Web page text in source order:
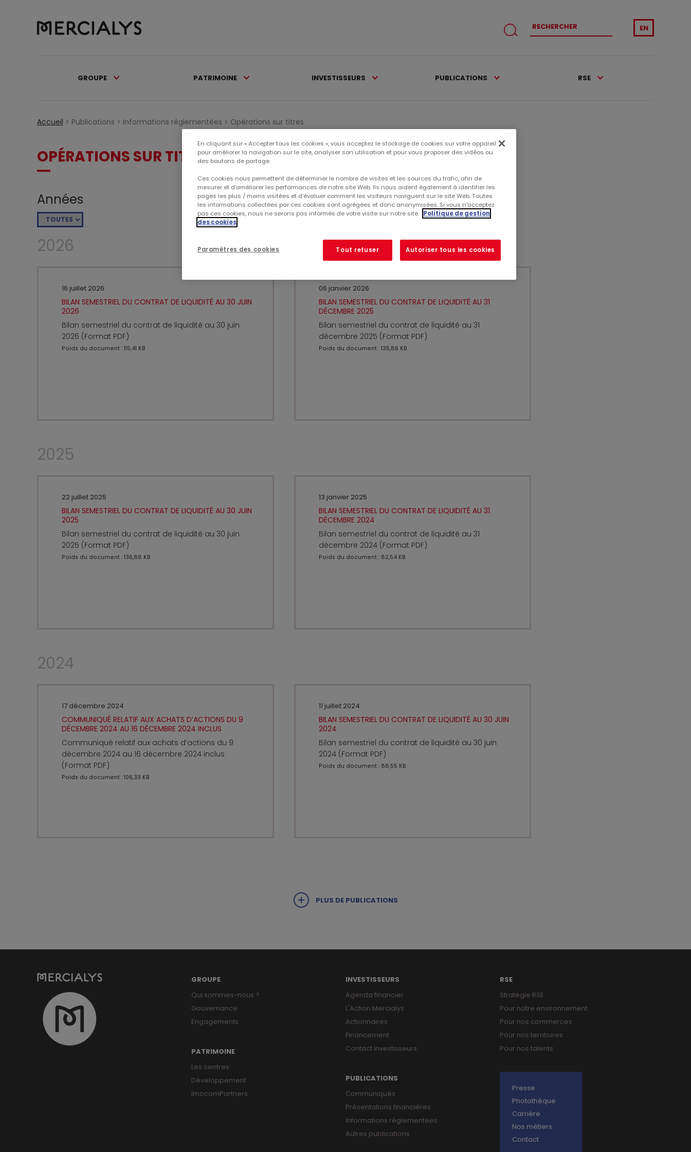
EN
GROUPE PATRIMOINE INVESTISSEURS PUBLICATIONS RSE
Accueil > Publications > Informations réglementées > Opérations sur titres
OPÉRATIONS SUR TITRES
Années
2026
16 juillet 2026
BILAN SEMESTRIEL DU CONTRAT DE LIQUIDITÉ AU 30 JUIN
2026
Bilan semestriel du contrat de liquidité au 30 juin
2026 (Format PDF)
Poids du document : 115,41 KB
06 janvier 2026
BILAN SEMESTRIEL DU CONTRAT DE LIQUIDITÉ AU 31
DÉCEMBRE 2025
Bilan semestriel du contrat de liquidité au 31
décembre 2025 (Format PDF)
Poids du document : 135,86 KB
2025
22 juillet 2025
BILAN SEMESTRIEL DU CONTRAT DE LIQUIDITÉ AU 30 JUIN
2025
Bilan semestriel du contrat de liquidité au 30 juin
2025 (Format PDF)
Poids du document : 136,88 KB
13 janvier 2025
BILAN SEMESTRIEL DU CONTRAT DE LIQUIDITÉ AU 31
DÉCEMBRE 2024
Bilan semestriel du contrat de liquidité au 31
décembre 2024 (Format PDF)
Poids du document : 82,54 KB
2024
17 décembre 2024
COMMUNIQUÉ RELATIF AUX ACHATS D’ACTIONS DU 9
DÉCEMBRE 2024 AU 16 DÉCEMBRE 2024 INCLUS
Communiqué relatif aux achats d’actions du 9
décembre 2024 au 16 décembre 2024 inclus
(Format PDF)
Poids du document : 106,33 KB
11 juillet 2024
BILAN SEMESTRIEL DU CONTRAT DE LIQUIDITÉ AU 30 JUIN
2024
Bilan semestriel du contrat de liquidité au 30 juin
2024 (Format PDF)
Poids du document : 88,55 KB
PLUS DE PUBLICATIONS
GROUPE
Qui sommes-nous ?
Gouvernance
Engagements
PATRIMOINE
Les centres
Développement
ImocomPartners
INVESTISSEURS
Agenda financier
L'Action Mercialys
Actionnaires
Financement
Contact investisseurs
PUBLICATIONS
Communiqués
Présentations financières
Informations réglementées
Autres publications
RSE
Stratégie RSE
Pour notre environnement
Pour nos commerces
Pour nos territoires
Pour nos talents
Presse
Photothèque
Carrière
Nos métiers
Contact
En cliquant sur « Accepter tous les cookies », vous acceptez le stockage de cookies sur votre appareil
pour améliorer la navigation sur le site, analyser son utilisation et pour vous proposer des vidéos ou
des boutons de partage.
Ces cookies nous permettent de déterminer le nombre de visites et les sources du trafic, afin de
mesurer et d’améliorer les performances de notre site Web. Ils nous aident également à identifier les
pages les plus / moins visitées et d’évaluer comment les visiteurs naviguent sur le site Web. Toutes
les informations collectées par ces cookies sont agrégées et donc anonymisées. Si vous n'acceptez
pas ces cookies, nous ne serons pas informés de votre visite sur notre site. Politique de gestion
des cookies
Tout refuser Autoriser tous les cookies
Paramètres des cookies